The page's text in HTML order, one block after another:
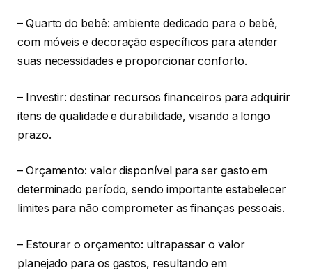
– Quarto do bebê: ambiente dedicado para o bebê,
com móveis e decoração específicos para atender
suas necessidades e proporcionar conforto.
– Investir: destinar recursos financeiros para adquirir
itens de qualidade e durabilidade, visando a longo
prazo.
– Orçamento: valor disponível para ser gasto em
determinado período, sendo importante estabelecer
limites para não comprometer as finanças pessoais.
– Estourar o orçamento: ultrapassar o valor
planejado para os gastos, resultando em